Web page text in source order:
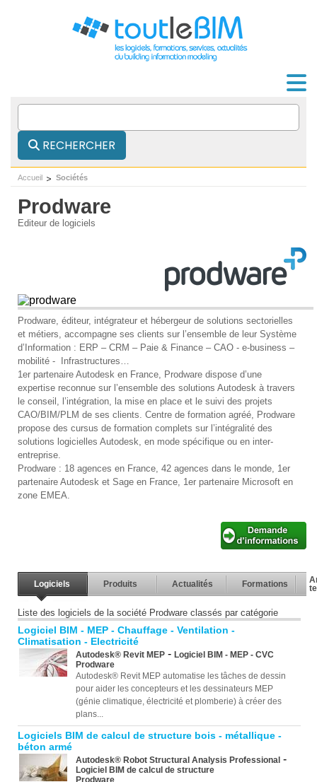
RECHERCHER
Accueil Sociétés
Prodware
Editeur de logiciels
Prodware, éditeur, intégrateur et hébergeur de solutions sectorielles
et métiers, accompagne ses clients sur l’ensemble de leur Système
d’Information : ERP – CRM – Paie & Finance – CAO - e-business –
mobilité - Infrastructures…
1er partenaire Autodesk en France, Prodware dispose d’une
expertise reconnue sur l’ensemble des solutions Autodesk à travers
le conseil, l’intégration, la mise en place et le suivi des projets
CAO/BIM/PLM de ses clients. Centre de formation agréé, Prodware
propose des cursus de formation complets sur l’intégralité des
solutions logicielles Autodesk, en mode spécifique ou en inter-
entreprise.
Prodware : 18 agences en France, 42 agences dans le monde, 1er
partenaire Autodesk et Sage en France, 1er partenaire Microsoft en
zone EMEA.
Logiciels Produits Actualités Formations
Liste des logiciels de la société Prodware classés par catégorie
Logiciel BIM - MEP - Chauffage - Ventilation -
Climatisation - Electricité
Autodesk® Revit MEP - Logiciel BIM - MEP - CVC
Prodware
Autodesk® Revit MEP automatise les tâches de dessin
pour aider les concepteurs et les dessinateurs MEP
(génie climatique, électricité et plomberie) à créer des
plans...
Logiciels BIM de calcul de structure bois - métallique -
béton armé
Autodesk® Robot Structural Analysis Professional -
Logiciel BIM de calcul de structure
Prodware